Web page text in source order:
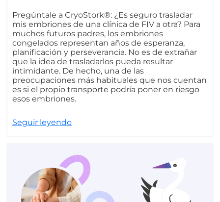
Pregúntale a CryoStork®: ¿Es seguro trasladar
mis embriones de una clínica de FIV a otra? Para
muchos futuros padres, los embriones
congelados representan años de esperanza,
planificación y perseverancia. No es de extrañar
que la idea de trasladarlos pueda resultar
intimidante. De hecho, una de las
preocupaciones más habituales que nos cuentan
es si el propio transporte podría poner en riesgo
esos embriones.
Seguir leyendo